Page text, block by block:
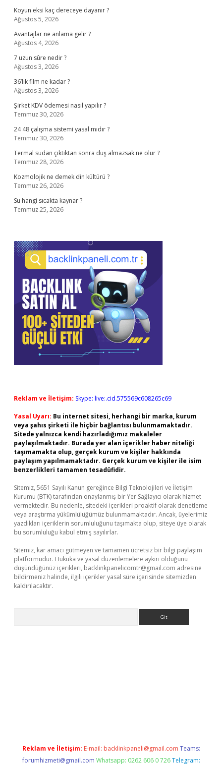
Koyun eksi kaç dereceye dayanır ?
Ağustos 5, 2026
Avantajlar ne anlama gelir ?
Ağustos 4, 2026
7 uzun sûre nedir ?
Ağustos 3, 2026
36’lık film ne kadar ?
Ağustos 3, 2026
Şirket KDV ödemesi nasıl yapılır ?
Temmuz 30, 2026
24 48 çalışma sistemi yasal mıdır ?
Temmuz 30, 2026
Termal sudan çıktıktan sonra duş almazsak ne olur ?
Temmuz 28, 2026
Kozmolojik ne demek din kültürü ?
Temmuz 26, 2026
Su hangi sıcakta kaynar ?
Temmuz 25, 2026
Reklam ve İletişim: Skype: live:.cid.575569c608265c69
Yasal Uyarı: Bu internet sitesi, herhangi bir marka, kurum
veya şahıs şirketi ile hiçbir bağlantısı bulunmamaktadır.
Sitede yalnızca kendi hazırladığımız makaleler
paylaşılmaktadır. Burada yer alan içerikler haber niteliği
taşımamakta olup, gerçek kurum ve kişiler hakkında
paylaşım yapılmamaktadır. Gerçek kurum ve kişiler ile isim
benzerlikleri tamamen tesadüfidir.
Sitemiz, 5651 Sayılı Kanun gereğince Bilgi Teknolojileri ve İletişim
Kurumu (BTK) tarafından onaylanmış bir Yer Sağlayıcı olarak hizmet
vermektedir. Bu nedenle, sitedeki içerikleri proaktif olarak denetleme
veya araştırma yükümlülüğümüz bulunmamaktadır. Ancak, üyelerimiz
yazdıkları içeriklerin sorumluluğunu taşımakta olup, siteye üye olarak
bu sorumluluğu kabul etmiş sayılırlar.
Sitemiz, kar amacı gütmeyen ve tamamen ücretsiz bir bilgi paylaşım
platformudur. Hukuka ve yasal düzenlemelere aykırı olduğunu
düşündüğünüz içerikleri, backlinkpanelicomtr@gmail.com adresine
bildirmeniz halinde, ilgili içerikler yasal süre içerisinde sitemizden
kaldırılacaktır.
Reklam ve İletişim: E-mail: backlinkpaneli@gmail.com Teams:
forumhizmeti@gmail.com Whatsapp: 0262 606 0 726 Telegram: